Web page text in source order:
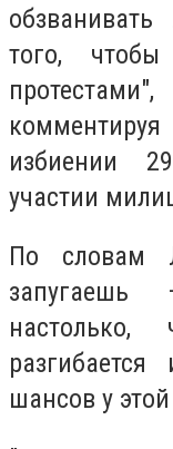
того,
избиении
участии
По словам
шансов у